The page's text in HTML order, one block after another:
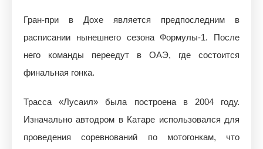
Гран-при в Дохе является предпоследним в
расписании нынешнего сезона Формулы-1. После
него команды переедут в ОАЭ, где состоится
финальная гонка.
Трасса «Лусаил» была построена в 2004 году.
Изначально автодром в Катаре использовался для
проведения соревнований по мотогонкам, что